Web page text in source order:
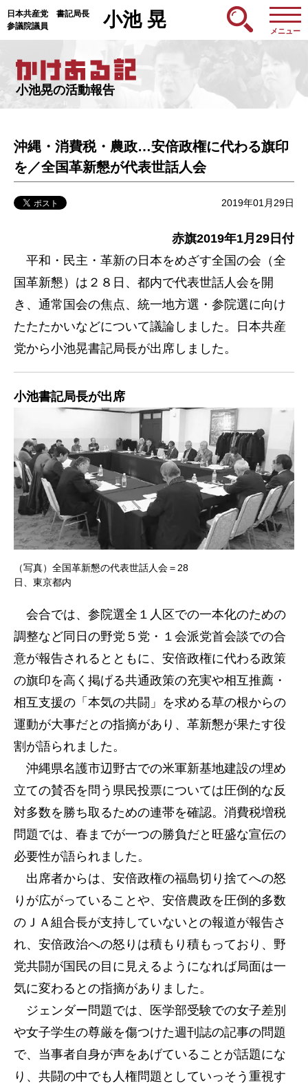
日本共産党 書記局長
参議院議員
小池 晃
メニュー
小池晃の活動報告
沖縄・消費税・農政…安倍政権に代わる旗印
を／全国革新懇が代表世話人会
2019年01月29日
赤旗2019年1月29 日付
平和・民主・革新の日本をめざす全国の会（全
国革新懇）は２８日、都内で代表世話人会を開
き、通常国会の焦点、統一地方選・参院選に向け
たたたかいなどについて議論しました。日本共産
党から小池晃書記局長が出席しました。
小池書記局長が出席
（写真）全国革新懇の代表世話人会＝28
日、東京都内
会合では、参院選全１人区での一本化のための
調整など同日の野党５党・１会派党首会談での合
意が報告されるとともに、安倍政権に代わる政策
の旗印を高く掲げる共通政策の充実や相互推薦・
相互支援の「本気の共闘」を求める草の根からの
運動が大事だとの指摘があり、革新懇が果たす役
割が語られました。
沖縄県名護市辺野古での米軍新基地建設の埋め
立ての賛否を問う県民投票については圧倒的な反
対多数を勝ち取るための連帯を確認。消費税増税
問題では、春までが一つの勝負だと旺盛な宣伝の
必要性が語られました。
出席者からは、安倍政権の福島切り捨てへの怒
りが広がっていることや、安倍農政を圧倒的多数
のＪＡ組合長が支持していないとの報道が報告さ
れ、安倍政治への怒りは積もり積もっており、野
党共闘が国民の目に見えるようになれば局面は一
気に変わるとの指摘がありました。
ジェンダー問題では、医学部受験での女子差別
や女子学生の尊厳を傷つけた週刊誌の記事の問題
で、当事者自身が声をあげていることが話題にな
り、共闘の中でも人権問題としていっそう重視す